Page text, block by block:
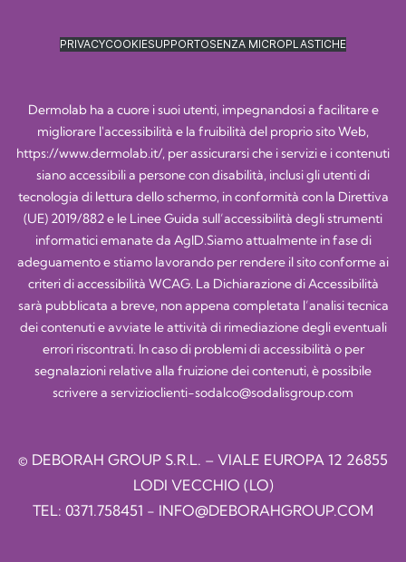
PRIVACYCOOKIESUPPORTOSENZA MICROPLASTICHE
Dermolab ha a cuore i suoi utenti, impegnandosi a facilitare e
migliorare l'accessibilità e la fruibilità del proprio sito Web,
https://www.dermolab.it/, per assicurarsi che i servizi e i contenuti
siano accessibili a persone con disabilità, inclusi gli utenti di
tecnologia di lettura dello schermo, in conformità con la Direttiva
(UE) 2019/882 e le Linee Guida sull’accessibilità degli strumenti
informatici emanate da AgID.Siamo attualmente in fase di
adeguamento e stiamo lavorando per rendere il sito conforme ai
criteri di accessibilità WCAG. La Dichiarazione di Accessibilità
sarà pubblicata a breve, non appena completata l’analisi tecnica
dei contenuti e avviate le attività di rimediazione degli eventuali
errori riscontrati. In caso di problemi di accessibilità o per
segnalazioni relative alla fruizione dei contenuti, è possibile
scrivere a servizioclienti-sodalco@sodalisgroup.com
© DEBORAH GROUP S.R.L. – VIALE EUROPA 12 26855
LODI VECCHIO (LO)
TEL: 0371.758451 - INFO@DEBORAHGROUP.COM